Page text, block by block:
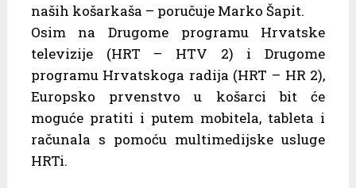
naših košarkaša – poručuje Marko Šapit.
Osim na Drugome programu Hrvatske
televizije (HRT – HTV 2) i Drugome
programu Hrvatskoga radija (HRT – HR 2),
Europsko prvenstvo u košarci bit će
moguće pratiti i putem mobitela, tableta i
računala s pomoću multimedijske usluge
HRTi.